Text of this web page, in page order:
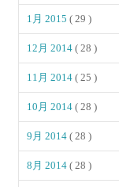
1月 2015( 29 )
12月 2014( 28 )
11月 2014( 25 )
10月 2014( 28 )
9月 2014( 28 )
8月 2014( 28 )